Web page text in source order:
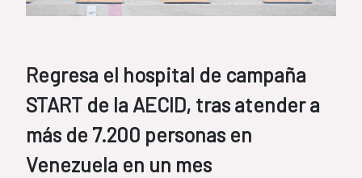
Regresa el hospital de campaña
START de la AECID, tras atender a
más de 7.200 personas en
Venezuela en un mes